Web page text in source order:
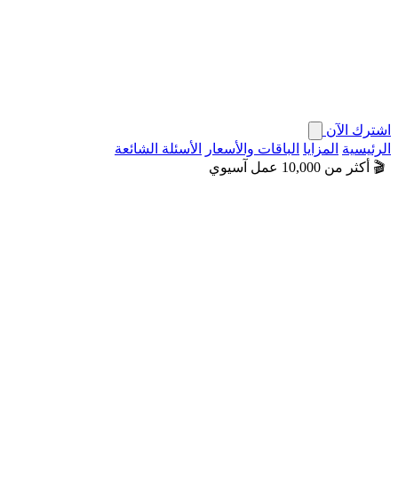
اشترك الآن
الرئيسية المزايا الباقات والأسعار
الأسئلة الشائعة
🎬 أكثر من 10,000 عمل آسيوي